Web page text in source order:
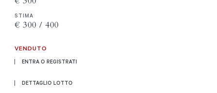
STIMA
€ 300 / 400
VENDUTO
ENTRA O REGISTRATI
DETTAGLIO LOTTO